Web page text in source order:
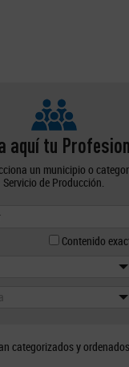
aquí tu
un municipio o
Servicio de Producción.
Contenido
categorizados y